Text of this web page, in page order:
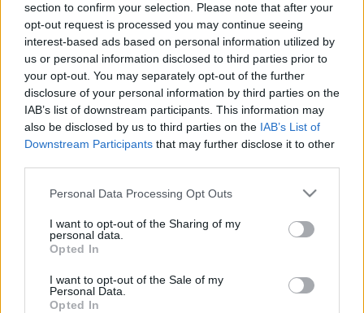
section to confirm your selection. Please note that after your
opt-out request is processed you may continue seeing
interest-based ads based on personal information utilized by
us or personal information disclosed to third parties prior to
your opt-out. You may separately opt-out of the further
disclosure of your personal information by third parties on the
IAB’s list of downstream participants. This information may
also be disclosed by us to third parties on the IAB’s List of
Downstream Participants that may further disclose it to other
Please note that this website/app uses one or more Google
not limited to your visit or usage behaviour. You may click to
grant or deny consent to Google and its third-party tags to
use your data for below specified purposes in below Google
consent section.
Personal Data Processing Opt Outs
I want to opt-out of the Sharing of my
personal data.
Opted In
I want to opt-out of the Sale of my
Personal Data.
Opted In
*az OFOTÉRT szlogenje az 1970-es évekből
2011. január 7-én 18 órakor „Pajtás” címen
kiállításom nyílik Budapesten, a Kolta Galériában.
Évek ...
Forradalmi rádióújság
Gasper•2010. október 23.
6.00 óra Zenés ébresztő: Fel-fel vitézek a csatára.
6.15 Reggeli torna: Futás bőrönddel a pincébe és
vissza helybenjárás.